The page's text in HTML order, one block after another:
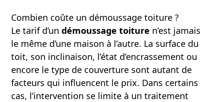
Combien coûte un démoussage toiture ?
Le tarif d’un démoussage toiture n’est jamais
le même d’une maison à l’autre. La surface du
toit, son inclinaison, l’état d’encrassement ou
encore le type de couverture sont autant de
facteurs qui influencent le prix. Dans certains
cas, l’intervention se limite à un traitement